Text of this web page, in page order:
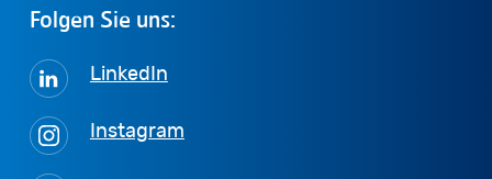
Folgen Sie uns:
LinkedIn
Instagram